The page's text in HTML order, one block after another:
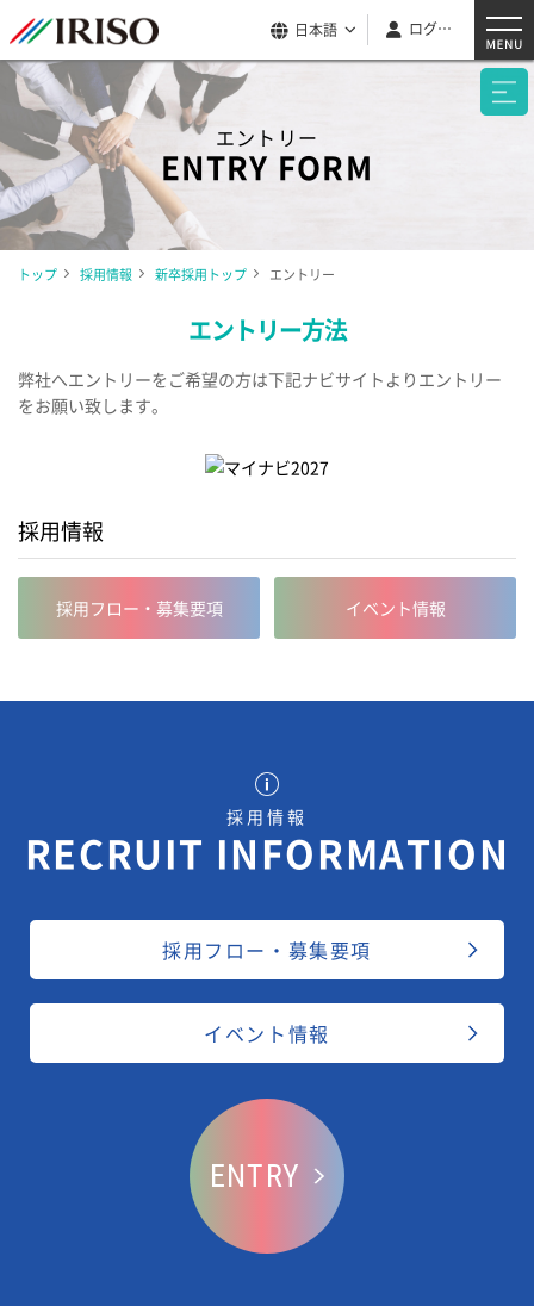
日本語 ログイン
エントリー
ENTRY FORM
トップ 採用情報 新卒採用トップ エントリー
エントリー方法
弊社へエントリーをご希望の方は下記ナビサイトよりエントリー
をお願い致します。
採用情報
採用フロー・募集要項 イベント情報
採用情報
RECRUIT INFORMATION
採用フロー・募集要項
イベント情報
ENTRY